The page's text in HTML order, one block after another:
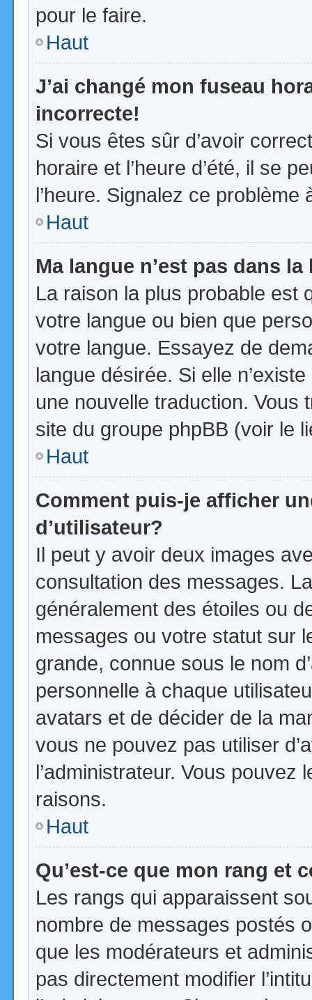
pour le faire.
Haut
J’ai changé mon fuseau
incorrecte!
Si vous êtes sûr d’avoir
horaire et l’heure d’été, il se
l’heure. Signalez ce problème
Haut
Ma langue n’est pas dans la
La raison la plus probable est
votre langue ou bien que
votre langue. Essayez de
langue désirée. Si elle
une nouvelle traduction. Vous
site du groupe phpBB (voir le
Haut
Comment puis-je afficher
d’utilisateur?
Il peut y avoir deux images
consultation des messages.
généralement des étoiles ou
messages ou votre statut sur
grande, connue sous le nom
personnelle à chaque
avatars et de décider de la
vous ne pouvez pas utiliser
l’administrateur. Vous
raisons.
Haut
Qu’est-ce que mon rang et
Les rangs qui apparaissent
nombre de messages postés
que les modérateurs et
pas directement modifier